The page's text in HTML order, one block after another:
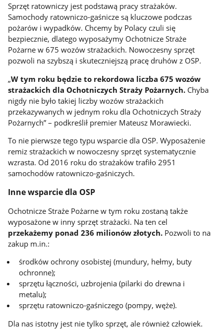
Sprzęt ratowniczy jest podstawą pracy strażaków.
Samochody ratowniczo-gaśnicze są kluczowe podczas
pożarów i wypadków. Chcemy by Polacy czuli się
bezpiecznie, dlatego wyposażymy Ochotnicze Straże
Pożarne w 675 wozów strażackich. Nowoczesny sprzęt
pozwoli na szybszą i skuteczniejszą pracę druhów z OSP.
„W tym roku będzie to rekordowa liczba 675 wozów
strażackich dla Ochotniczych Straży Pożarnych. Chyba
nigdy nie było takiej liczby wozów strażackich
przekazywanych w jednym roku dla Ochotniczych Straży
Pożarnych” – podkreślił premier Mateusz Morawiecki.
To nie pierwsze tego typu wsparcie dla OSP. Wyposażenie
remiz strażackich w nowoczesny sprzęt systematycznie
wzrasta. Od 2016 roku do strażaków trafiło 2951
samochodów ratowniczo-gaśniczych.
Inne wsparcie dla OSP
Ochotnicze Straże Pożarne w tym roku zostaną także
wyposażone w inny sprzęt strażacki. Na ten cel
przekażemy ponad 236 milionów złotych. Pozwoli to na
zakup m.in.:
środków ochrony osobistej (mundury, hełmy, buty
ochronne);
sprzętu łączności, uzbrojenia (pilarki do drewna i
metalu);
sprzętu ratowniczo-gaśniczego (pompy, węże).
Dla nas istotny jest nie tylko sprzęt, ale również człowiek.